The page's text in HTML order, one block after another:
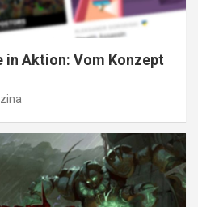
in Aktion: Vom Konzept